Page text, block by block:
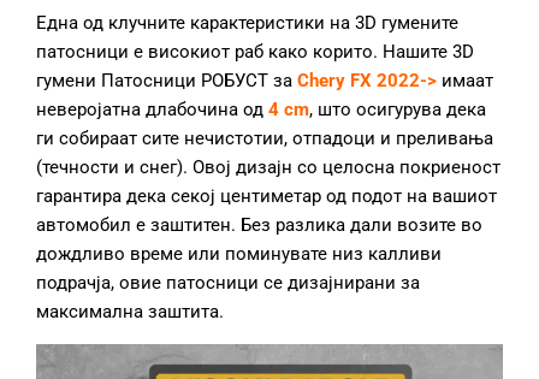
Една од клучните карактеристики на 3D гумените
патосници е високиот раб како корито. Нашите 3D
гумени Патосници РОБУСТ за Chery FX 2022-> имаат
неверојатна длабочина од 4 cm, што осигурува дека
ги собираат сите нечистотии, отпадоци и преливања
(течности и снег). Овој дизајн со целосна покриеност
гарантира дека секој центиметар од подот на вашиот
автомобил е заштитен. Без разлика дали возите во
дождливо време или поминувате низ калливи
подрачја, овие патосници се дизајнирани за
максимална заштита.